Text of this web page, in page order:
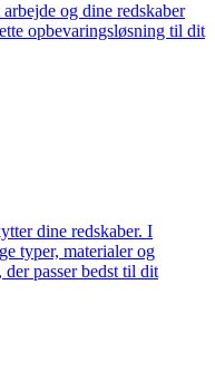
og dine redskaber
opbevaringsløsning til dit
dine redskaber. I
typer, materialer og
passer bedst til dit